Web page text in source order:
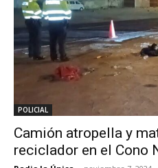
POLICIAL
Camión atropella y
reciclador en el Cono